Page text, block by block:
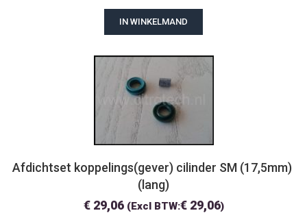
IN WINKELMAND
Afdichtset koppelings(gever) cilinder SM (17,5mm)
(lang)
€29,06 (Excl BTW:€29,06)